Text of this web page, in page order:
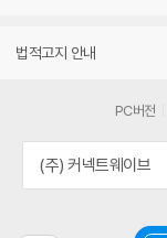
법적고지 안내
PC버전
(주) 커넥트웨이브